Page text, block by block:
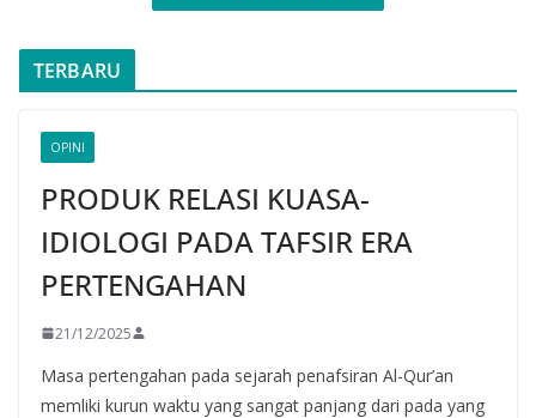
TERBARU
OPINI
PRODUK RELASI KUASA-
IDIOLOGI PADA TAFSIR ERA
PERTENGAHAN
21/12/2025
Masa pertengahan pada sejarah penafsiran Al-Qur’an
memliki kurun waktu yang sangat panjang dari pada yang